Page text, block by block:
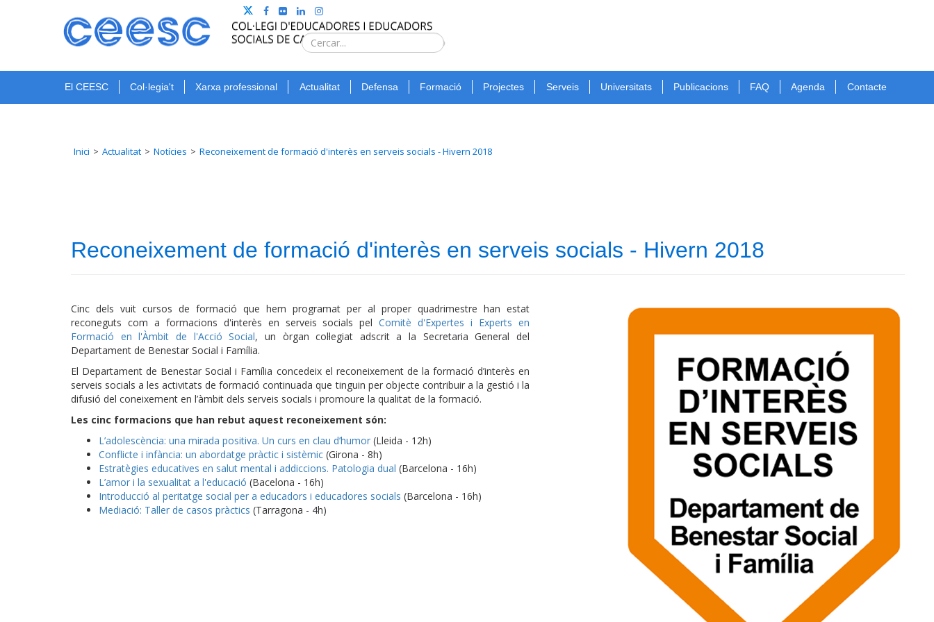
Type 2 or
for
results.
Cerca
El CEESC Col·legia't Xarxa professional Actualitat Defensa Formació Projectes Serveis Universitats Publicacions FAQ Agenda Contacte
Inici Actualitat Notícies Reconeixement de formació d'interès en serveis socials - Hivern 2018
Reconeixement de formació d'interès en serveis socials - Hivern 2018
Cinc dels vuit cursos de formació que hem programat per al proper quadrimestre han estat
reconeguts com a formacions d'interès en serveis socials pelComitè d'Expertes i Experts en
Formació en l'Àmbit de l'Acció Social, un òrgan col·legiat adscrit a la Secretaria General del
Departament de Benestar Social i Família.
El Departament de Benestar Social i Família concedeix el reconeixement de la formació d’interès en
serveis socials a les activitats de formació continuada que tinguin per objecte contribuir a la gestió i la
difusió del coneixement en l’àmbit dels serveis socials i promoure la qualitat de la formació.
Les cinc formacions que han rebut aquest reconeixement són:
L’adolescència: una mirada positiva. Un curs en clau d’humor (Lleida - 12h)
Conflicte i infància: un abordatge pràctic i sistèmic (Girona - 8h)
Estratègies educatives en salut mental i addiccions. Patologia dual (Barcelona - 16h)
L’amor i la sexualitat a l'educació (Bacelona - 16h)
Introducció al peritatge social per a educadors i educadores socials (Barcelona - 16h)
Mediació: Taller de casos pràctics (Tarragona - 4h)